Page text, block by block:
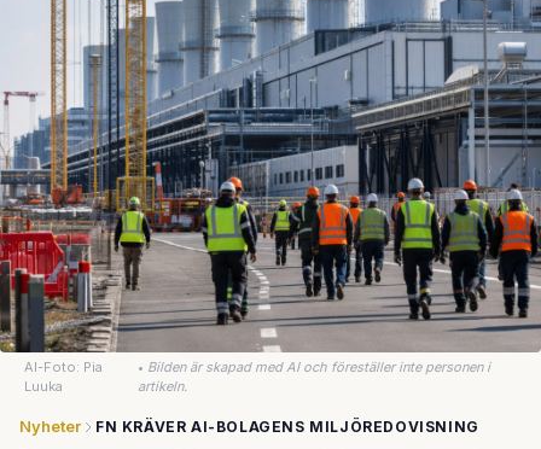
AI-Foto: Pia
Luuka
• Bilden är skapad med AI och föreställer inte personen i
artikeln.
Nyheter FN KRÄVER AI-BOLAGENS MILJÖREDOVISNING